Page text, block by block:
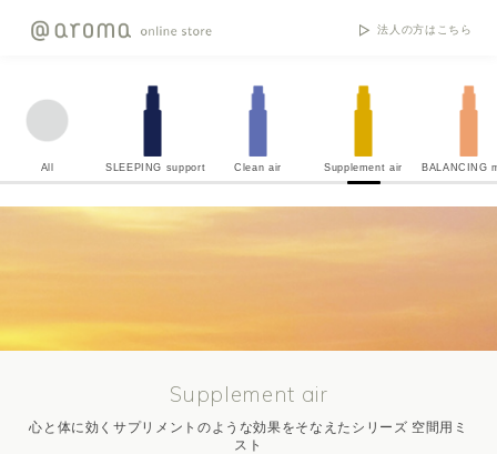
法人の方はこちら
All SLEEPING support Clean air Supplement air BALANCING
Supplement air
心と体に効くサプリメントのような効果をそなえたシリーズ 空間用ミ
スト